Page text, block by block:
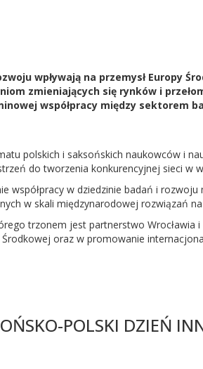
wpływają na przemysł Europy
zmieniających się rynków i
współpracy między sektorem
polskich i saksońskich naukowców i
do tworzenia konkurencyjnej sieci w
współpracy w dziedzinie badań i
w skali międzynarodowej rozwiązań na
trzonem jest partnerstwo Wrocławia
oraz w promowanie
POLSKI DZIEŃ